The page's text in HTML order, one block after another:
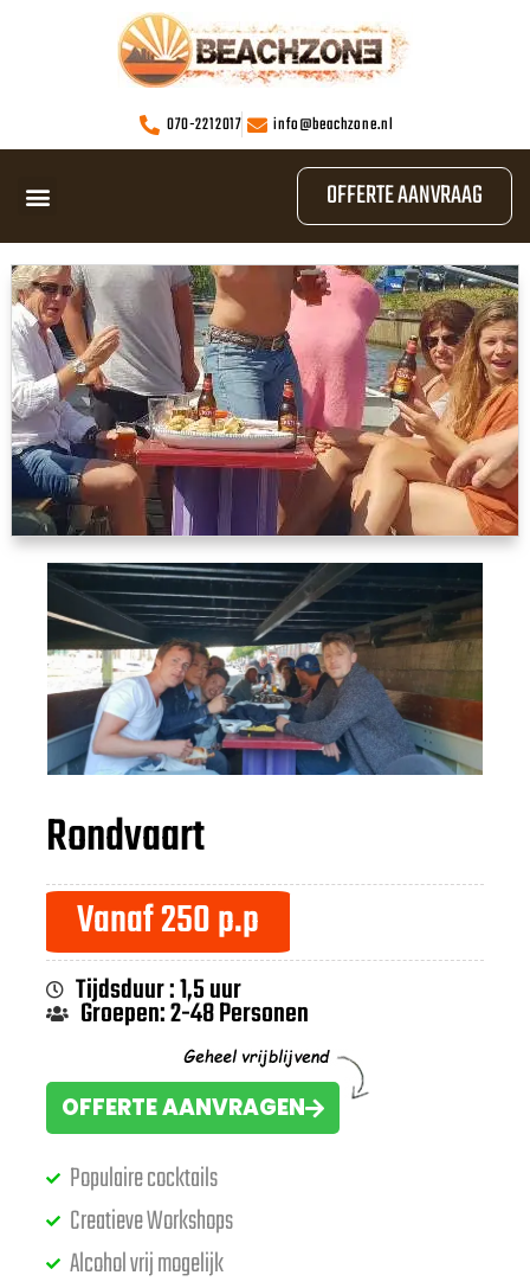
070-2212017 info@beachzone.nl
OFFERTE AANVRAAG
Rondvaart
Vanaf 250 p.p
Tijdsduur : 1,5 uur
Groepen: 2-48 Personen
OFFERTE AANVRAGEN
Populaire cocktails
Creatieve Workshops
Alcohol vrij mogelijk